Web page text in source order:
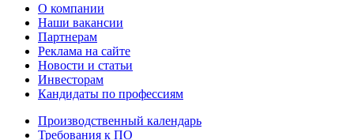
О компании
Наши вакансии
Партнерам
Реклама на сайте
Новости и статьи
Инвесторам
Кандидаты по профессиям
Производственный календарь
Требования к ПО